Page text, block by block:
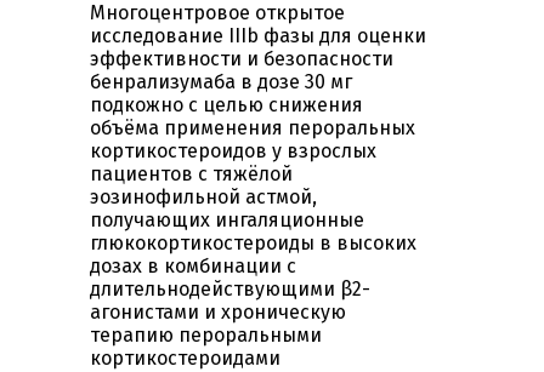
Многоцентровое открытое
исследование IIIb фазы для оценки
эффективности и безопасности
бенрализумаба в дозе 30 мг
подкожно с целью снижения
объёма применения пероральных
кортикостероидов у взрослых
пациентов с тяжёлой
эозинофильной астмой,
получающих ингаляционные
глюкокортикостероиды в высоких
дозах в комбинации с
длительнодействующими β2-
агонистами и хроническую
терапию пероральными
кортикостероидами